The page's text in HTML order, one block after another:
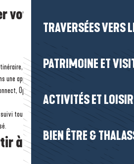
TRAVERSÉES VERS
PATRIMOINE ET
ACTIVITÉS ET
BIEN ÊTRE &
votre itinéraire
téléchargez le fichier GPX du
une application ou un compteur compatible
OpenRunner…).
tout au long de la balade, même sans
à vélo